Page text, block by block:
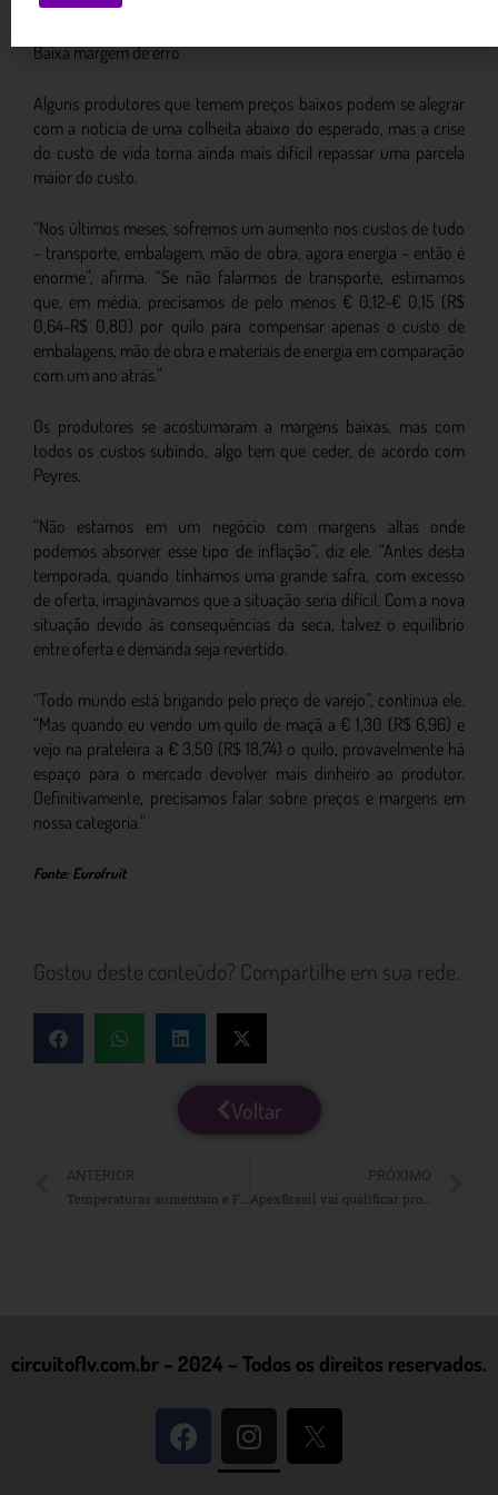
Baixa margem de erro
Alguns produtores que temem preços baixos podem se alegrar
com a notícia de uma colheita abaixo do esperado, mas a crise
do custo de vida torna ainda mais difícil repassar uma parcela
maior do custo.
“Nos últimos meses, sofremos um aumento nos custos de tudo
– transporte, embalagem, mão de obra, agora energia – então é
enorme”, afirma. “Se não falarmos de transporte, estimamos
que, em média, precisamos de pelo menos € 0,12-€ 0,15 (R$
0,64-R$ 0,80) por quilo para compensar apenas o custo de
embalagens, mão de obra e materiais de energia em comparação
com um ano atrás.”
Os produtores se acostumaram a margens baixas, mas com
todos os custos subindo, algo tem que ceder, de acordo com
Peyres.
“Não estamos em um negócio com margens altas onde
podemos absorver esse tipo de inflação”, diz ele. “Antes desta
temporada, quando tínhamos uma grande safra, com excesso
de oferta, imaginávamos que a situação seria difícil. Com a nova
situação devido às consequências da seca, talvez o equilíbrio
entre oferta e demanda seja revertido.
“Todo mundo está brigando pelo preço de varejo”, continua ele.
“Mas quando eu vendo um quilo de maçã a € 1,30 (R$ 6,96) e
vejo na prateleira a € 3,50 (R$ 18,74) o quilo, provavelmente há
espaço para o mercado devolver mais dinheiro ao produtor.
Definitivamente, precisamos falar sobre preços e margens em
nossa categoria.”
Fonte: Eurofruit
Gostou deste conteúdo? Compartilhe em sua rede.
Voltar
ANTERIOR
PRÓXIMO
circuitoflv.com.br – 2024 – Todos os direitos reservados.